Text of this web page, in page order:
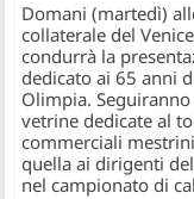
Domani (martedì)
collaterale del
condurrà la
dedicato ai 65 anni
Olimpia.
vetrine dedicate al
commerciali
quella ai dirigenti
nel campionato di